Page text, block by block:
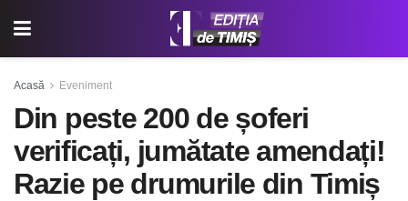
Acasă Eveniment
Din peste 200 de șoferi
verificați, jumătate amendați!
Razie pe drumurile din Timiș